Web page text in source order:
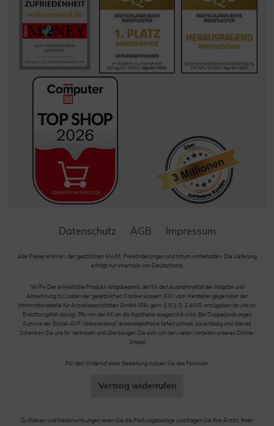
Datenschutz AGB Impressum
Alle Preise sind inkl. der gestzlichen MwSt. Preisänderungen und Irrtum vorbehalten. Die Lieferung
erfolgt nur innerhalb von Deutschland.
*AVP= Der einheitliche Produkt-Abgabepreis, der für den Ausnahmefall der Abgabe und
Abrechnung zu Lasten der gesetzlichen Krankenkassen (KK) vom Hersteller gegenüber der
Informationsstelle für Arzneispezialitäten GmbH (IFA) gem. § III 1, S. 2 AMG anzugeben ist und im
Erstattungsfall abzügl. 5% von der KK an die Apotheke ausgezahlt wird. Bei Doppelpackungen
Summe der Einzel-AVP. Volksversand Versandapotheke liefert schnell, zuverlässig und diskret.
Schenken Sie uns Ihr Vertrauen und überzeugen Sie sich von den vielen Vorteilen unseres Online-
Shops!
Für den Widerruf einer Bestellung nutzen Sie das Formular:
Vertrag widerrufen
Zu Risiken und Nebenwirkungen lesen Sie die Packungsbeilage und fragen Sie Ihre Ärztin, Ihren